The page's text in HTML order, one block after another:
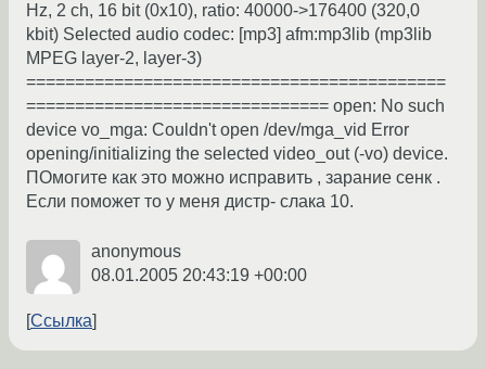
Hz, 2 ch, 16 bit (0x10), ratio: 40000->176400 (320,0
kbit) Selected audio codec: [mp3] afm:mp3lib (mp3lib
MPEG layer-2, layer-3)
===========================================
=============================== open: No such
device vo_mga: Couldn't open /dev/mga_vid Error
opening/initializing the selected video_out (-vo) device.
ПОмогите как это можно исправить , зарание сенк .
Если поможет то у меня дистр- слака 10.
anonymous
08.01.2005 20:43:19 +00:00
Ссылка